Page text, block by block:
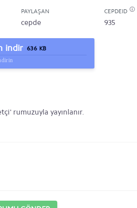
PAYLAŞAN
cepde
CEPDEID
935
indir 636 KB
rumuzuyla yayınlanır.